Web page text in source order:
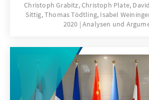
Christoph Grabitz, Christoph Plate,
Sittig, Thomas Tödtling, Isabel
2020 Analysen und